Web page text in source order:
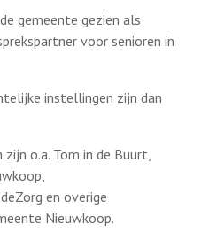
honk
29 mei
gemeente gezien als
voor senioren in
instellingen zijn dan
o.a. Tom in de Buurt,
en overige
Nieuwkoop.